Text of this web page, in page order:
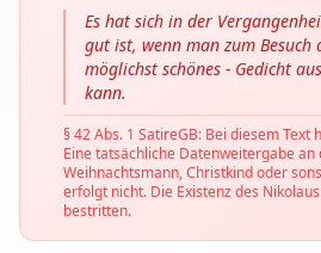
Es hat sich in der
gut ist, wenn man zum Besuch
möglichst schönes - Gedicht
kann.
§ 42 Abs. 1 SatireGB: Bei diesem Text
Eine tatsächliche Datenweitergabe an
Weihnachtsmann, Christkind oder
erfolgt nicht. Die Existenz des
bestritten.